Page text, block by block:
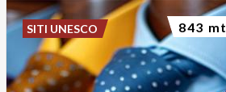
SITI UNESCO 843 mt